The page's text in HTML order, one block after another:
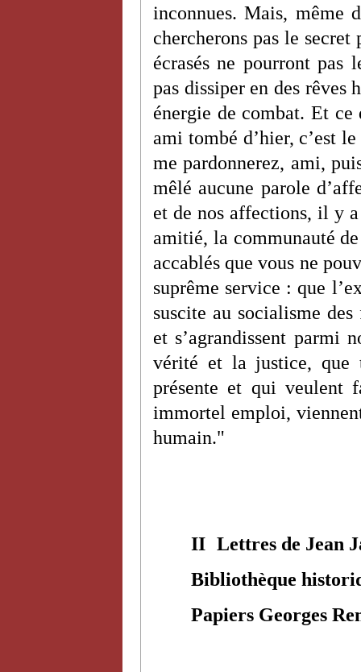
inconnues. Mais, même
chercherons pas le
écrasés ne pourront pas
pas dissiper en des rêves
énergie de combat. Et
ami tombé d’hier, c’est
me pardonnerez, ami,
mêlé aucune parole
et de nos affections, il y
amitié, la communauté
accablés que vous ne
suprême service : que
suscite au socialisme
et s’agrandissent parmi
vérité et la justice, que
présente et qui
immortel emploi,
humain."
II Lettres de Jean
Bibliothèque
Papiers Georges